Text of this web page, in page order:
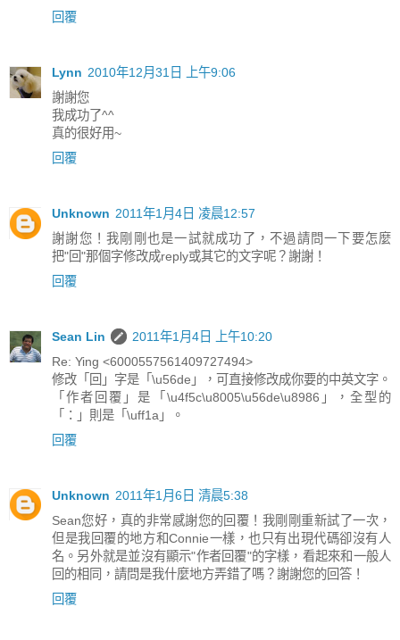
回覆
Lynn 2010年12月31日 上午9:06
謝謝您
我成功了^^
真的很好用~
回覆
Unknown 2011年1月4日 凌晨12:57
謝謝您！我剛剛也是一試就成功了，不過請問一下要怎麼
把"回"那個字修改成reply或其它的文字呢？謝謝！
回覆
Sean Lin
2011年1月4日 上午10:20
Re: Ying <6000557561409727494>
修改「回」字是「\u56de」，可直接修改成你要的中英文字。
「作者回覆」是「\u4f5c\u8005\u56de\u8986」，全型的
「：」則是「\uff1a」。
回覆
Unknown 2011年1月6日 清晨5:38
Sean您好，真的非常感謝您的回覆！我剛剛重新試了一次，
但是我回覆的地方和Connie一樣，也只有出現代碼卻沒有人
名。另外就是並沒有顯示"作者回覆"的字樣，看起來和一般人
回的相同，請問是我什麼地方弄錯了嗎？謝謝您的回答！
回覆